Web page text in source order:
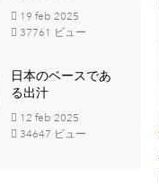
19 feb 2025
37761 ビュー
日本のベースであ
る出汁
12 feb 2025
34647 ビュー